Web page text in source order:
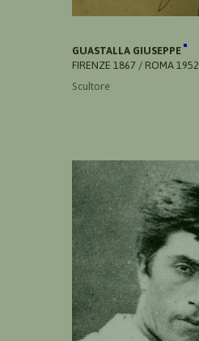
GUASTALLA GIUSEPPE
FIRENZE 1867 / ROMA 1952
Scultore